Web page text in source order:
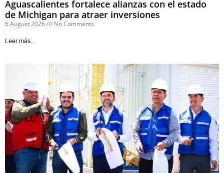
Aguascalientes fortalece alianzas con el estado
de Michigan para atraer inversiones
6 August 2026 No Comments
Leer más...